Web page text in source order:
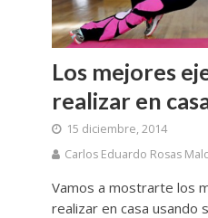
Los mejores
realizar en
15 diciembre, 2014
Carlos Eduardo Rosas
Vamos a mostrarte los
realizar en casa usando